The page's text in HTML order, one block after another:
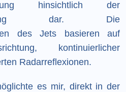
hinsichtlich der
dar. Die
des Jets basieren auf
kontinuierlicher
Radarreflexionen.
es mir, direkt in der